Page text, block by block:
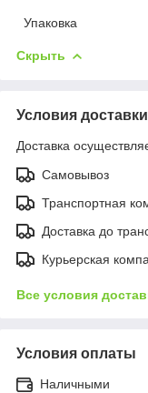
Упаковка
Скрыть
Условия доставки
Доставка
Самовывоз
Транспортная
Доставка до
Курьерская
Все условия
Условия оплаты
Наличными